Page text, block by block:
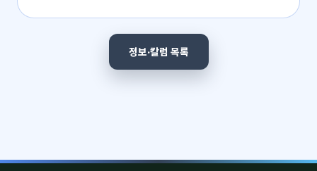
정보·칼럼 목록